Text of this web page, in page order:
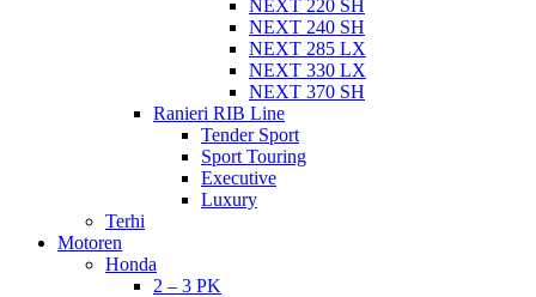
NEXT 220 SH
NEXT 240 SH
NEXT 285 LX
NEXT 330 LX
NEXT 370 SH
Ranieri RIB Line
Tender Sport
Sport Touring
Executive
Luxury
Terhi
Motoren
Honda
2 – 3 PK